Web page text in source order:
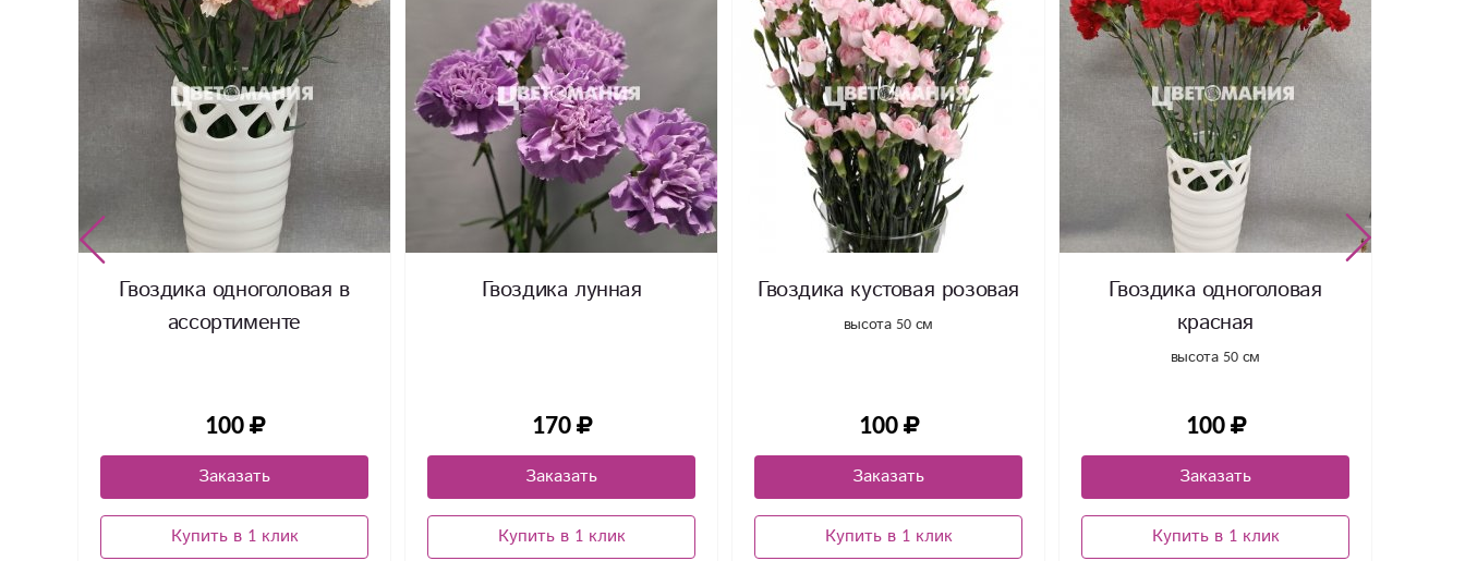
Гвоздика одноголовая в
ассортименте
100
Заказать
Купить в 1 клик
Гвоздика лунная
170
Заказать
Купить в 1 клик
Гвоздика кустовая розовая
высота 50 см
100
Заказать
Купить в 1 клик
Гвоздика одноголовая
красная
высота 50 см
100
Заказать
Купить в 1 клик